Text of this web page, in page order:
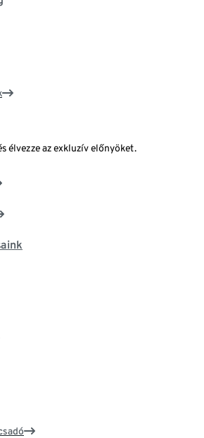
élvezze az exkluzív előnyöket.